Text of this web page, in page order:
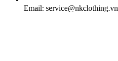
Email: service@nkclothing.vn